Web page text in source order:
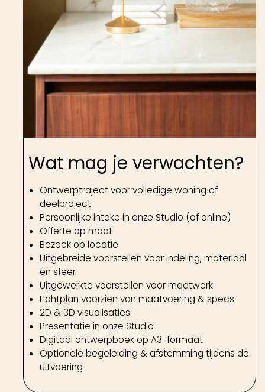
Wat mag je verwachten?
Ontwerptraject voor volledige woning of
deelproject
Persoonlijke intake in onze Studio (of online)
Offerte op maat
Bezoek op locatie
Uitgebreide voorstellen voor indeling, materiaal
en sfeer
Uitgewerkte voorstellen voor maatwerk
Lichtplan voorzien van maatvoering & specs
2D & 3D visualisaties
Digitaal ontwerpboek op A3-formaat
Optionele begeleiding & afstemming tijdens de
Met natuurlijke materialen en verfijning als
fundament
Voor nieuwbouw, verbouwingsprojecten, totale
herinrichting, maatwerkinterieurs en
lichtplannen — geheel of per ruimte.
Een goed interieur ontstaat niet uit losse keuzes,
maar uit samenhang in indeling, materiaal en
Onze werkwijze
We starten met een persoonlijke kennismaking
waarin we jouw woning, wensen en manier van
leven zorgvuldig in kaart brengen.